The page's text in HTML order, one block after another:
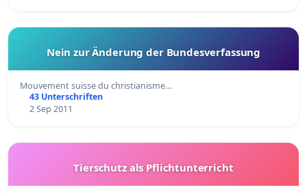
Nein zur Änderung der Bundesverfassung
Mouvement suisse du christianisme…
43 Unterschriften
2 Sep 2011
Tierschutz als Pflichtunterricht